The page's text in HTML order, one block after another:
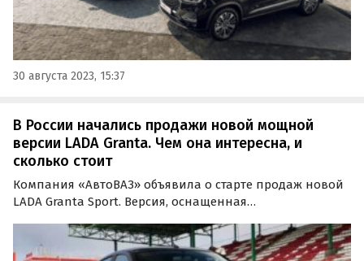
30 августа 2023, 15:37
В России начались продажи новой мощной
версии LADA Granta. Чем она интересна, и
сколько стоит
Компания «АвтоВАЗ» объявила о старте продаж новой
LADA Granta Sport. Версия, оснащенная
перенастроенным под активную езду шасси, доступна
в двух вариантах кузова — седан и лифтбек.